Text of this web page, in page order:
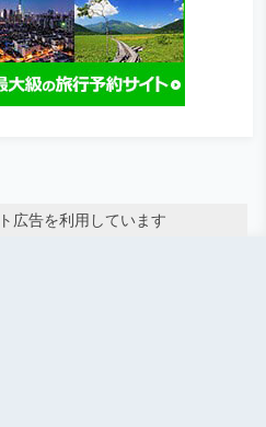
広告を利用しています